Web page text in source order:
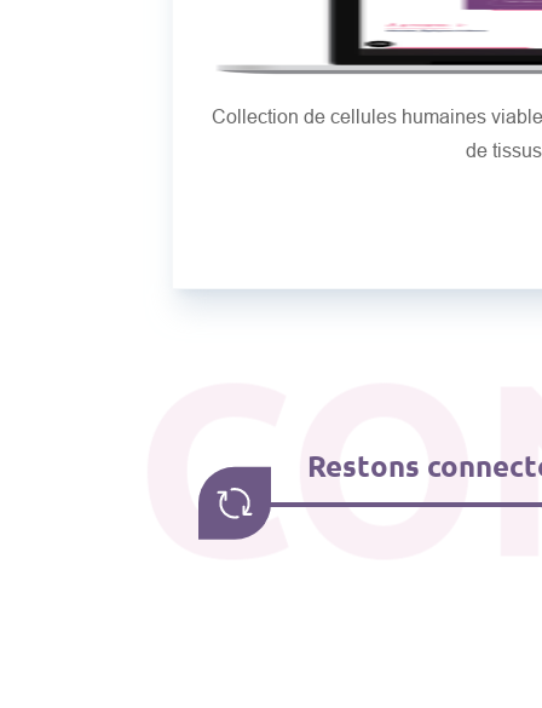
Collection de cellules humaines
de
Restons